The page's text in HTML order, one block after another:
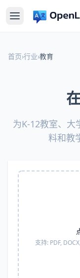
首页›行业›教育
为K-12教室、大
料和教
支持: PDF,